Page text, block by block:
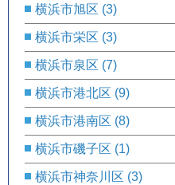
横浜市旭区 (3)
横浜市栄区 (3)
横浜市泉区 (7)
横浜市港北区 (9)
横浜市港南区 (8)
横浜市磯子区 (1)
横浜市神奈川区 (3)